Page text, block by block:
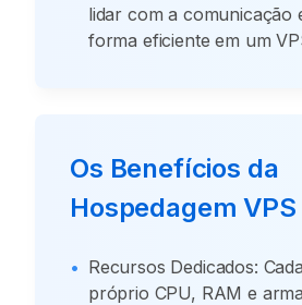
lidar com a comunicação
forma eficiente em um
Os Benefícios da
Hospedagem
• Recursos Dedicados:
próprio CPU, RAM e